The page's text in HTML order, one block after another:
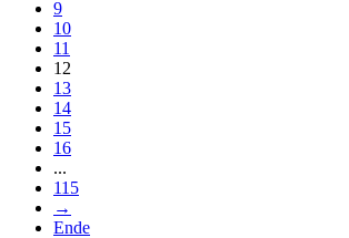
9
10
11
12
13
14
15
16
...
115
→
Ende